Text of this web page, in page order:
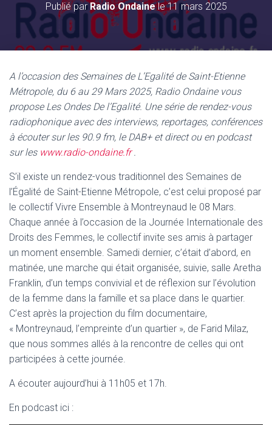
T
I
O
N
Publié parRadio Ondainele11 mars 2025
A l’occasion des Semaines de L’Egalité de Saint-Etienne
Métropole, du 6 au 29 Mars 2025, Radio Ondaine vous
propose Les Ondes De l’Egalité. Une série de rendez-vous
radiophonique avec des interviews, reportages, conférences
à écouter sur les 90.9 fm, le DAB+ et direct ou en podcast
sur les www.radio-ondaine.fr.
S’il existe un rendez-vous traditionnel des Semaines de
l’Égalité de Saint-Etienne Métropole, c’est celui proposé par
le collectif Vivre Ensemble à Montreynaud le 08 Mars.
Chaque année à l’occasion de la Journée Internationale des
Droits des Femmes, le collectif invite ses amis à partager
un moment ensemble. Samedi dernier, c’était d’abord, en
matinée, une marche qui était organisée, suivie, salle Aretha
Franklin, d’un temps convivial et de réflexion sur l’évolution
de la femme dans la famille et sa place dans le quartier.
C’est après la projection du film documentaire,
« Montreynaud, l’empreinte d’un quartier », de Farid Milaz,
que nous sommes allés à la rencontre de celles qui ont
participées à cette journée.
A écouter aujourd’hui à 11h05 et 17h.
En podcast ici :